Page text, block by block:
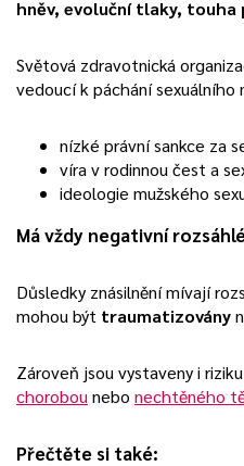
hněv, evoluční tlaky, touha
Světová zdravotnická
vedoucí k páchání sexuálního
nízké právní sankce za
víra v rodinnou čest a
ideologie mužského
Má vždy negativní
Důsledky znásilnění mívají
mohou být traumatizovány
Zároveň jsou vystaveny i riziku
chorobounebo nechtěného
Přečtěte si také: